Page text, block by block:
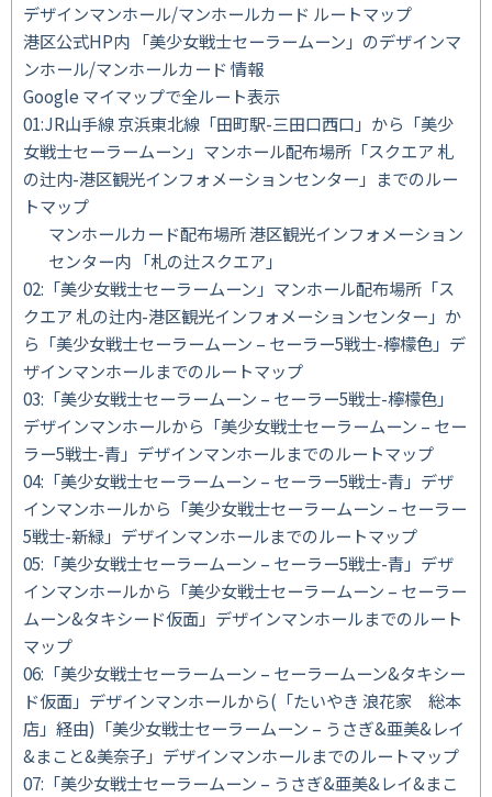
デザインマンホール/マンホールカード ルートマップ
港区公式HP内 「美少女戦士セーラームーン」のデザインマ
ンホール/マンホールカード 情報
Google マイマップで全ルート表示
01:JR山手線 京浜東北線「田町駅-三田口西口」から「美少
女戦士セーラームーン」マンホール配布場所「スクエア 札
の辻内-港区観光インフォメーションセンター」までのルー
トマップ
マンホールカード配布場所 港区観光インフォメーション
センター内 「札の辻スクエア」
02:「美少女戦士セーラームーン」マンホール配布場所「ス
クエア 札の辻内-港区観光インフォメーションセンター」か
ら「美少女戦士セーラームーン – セーラー5戦士-檸檬色」デ
ザインマンホールまでのルートマップ
03:「美少女戦士セーラームーン – セーラー5戦士-檸檬色」
デザインマンホールから「美少女戦士セーラームーン – セー
ラー5戦士-青」デザインマンホールまでのルートマップ
04:「美少女戦士セーラームーン – セーラー5戦士-青」デザ
インマンホールから「美少女戦士セーラームーン – セーラー
5戦士-新緑」デザインマンホールまでのルートマップ
05:「美少女戦士セーラームーン – セーラー5戦士-青」デザ
インマンホールから「美少女戦士セーラームーン – セーラー
ムーン&タキシード仮面」デザインマンホールまでのルート
マップ
06:「美少女戦士セーラームーン – セーラームーン&タキシー
ド仮面」デザインマンホールから(「たいやき 浪花家 総本
店」経由)「美少女戦士セーラームーン – うさぎ&亜美&レイ
&まこと&美奈子」デザインマンホールまでのルートマップ
07:「美少女戦士セーラームーン – うさぎ&亜美&レイ&まこ